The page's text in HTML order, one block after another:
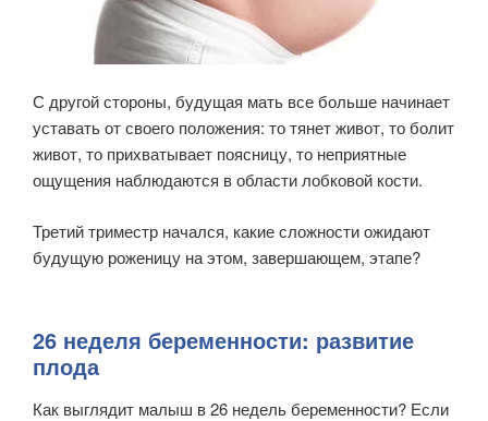
С другой стороны, будущая мать все больше начинает
уставать от своего положения: то тянет живот, то болит
живот, то прихватывает поясницу, то неприятные
ощущения наблюдаются в области лобковой кости.
Третий триместр начался, какие сложности ожидают
будущую роженицу на этом, завершающем, этапе?
26 неделя беременности: развитие
плода
Как выглядит малыш в 26 недель беременности? Если